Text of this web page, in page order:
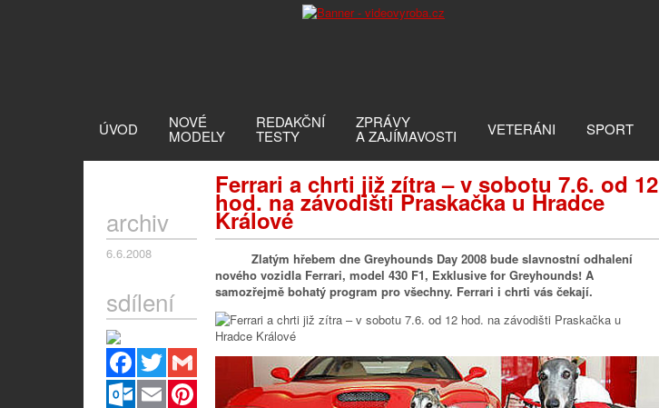
ÚVOD NOVÉ
MODELY
REDAKČNÍ
TESTY
ZPRÁVY
A ZAJÍMAVOSTI VETERÁNI SPORT
Ferrari a chrti již zítra – v sobotu 7.6. od 12
hod. na závodišti Praskačka u Hradce
Králové
archiv
6.6.2008
sdílení
Facebook
Twitter
Gmail
Outlook.com
Email
Pinterest
Zlatým hřebem dne Greyhounds Day 2008 bude slavnostní odhalení
nového vozidla Ferrari, model 430 F1, Exklusive for Greyhounds! A
samozřejmě bohatý program pro všechny. Ferrari i chrti vás čekají.